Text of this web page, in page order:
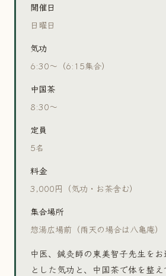
開催日
日曜日
気功
6:30〜（6:15集合）
中国茶
8:30〜
定員
5名
料金
3,000円（気功・お茶含む）
集合場所
惣湯広場前（雨天の場合は八亀庵）
中医、鍼灸師の東美智子先生をお
とした気功と、中国茶で体を整